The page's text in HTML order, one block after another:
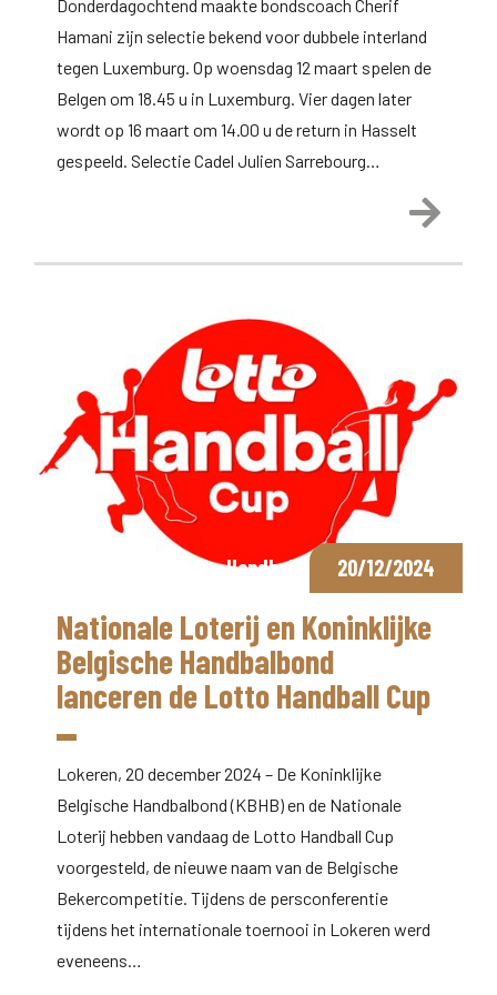
Donderdagochtend maakte bondscoach Cherif
Hamani zijn selectie bekend voor dubbele interland
tegen Luxemburg. Op woensdag 12 maart spelen de
Belgen om 18.45 u in Luxemburg. Vier dagen later
wordt op 16 maart om 14.00 u de return in Hasselt
gespeeld. Selectie Cadel Julien Sarrebourg…
Lees
Handbal 20/12/2024
Nationale Loterij en Koninklijke
Belgische Handbalbond
lanceren de Lotto Handball Cup
Lokeren, 20 december 2024 – De Koninklijke
Belgische Handbalbond (KBHB) en de Nationale
Loterij hebben vandaag de Lotto Handball Cup
voorgesteld, de nieuwe naam van de Belgische
Bekercompetitie. Tijdens de persconferentie
tijdens het internationale toernooi in Lokeren werd
eveneens…